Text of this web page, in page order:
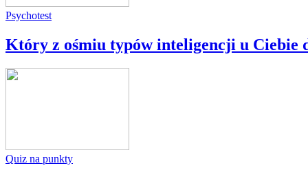
Psychotest
Który z ośmiu typów inteligencji u Ciebie
Quiz na punkty